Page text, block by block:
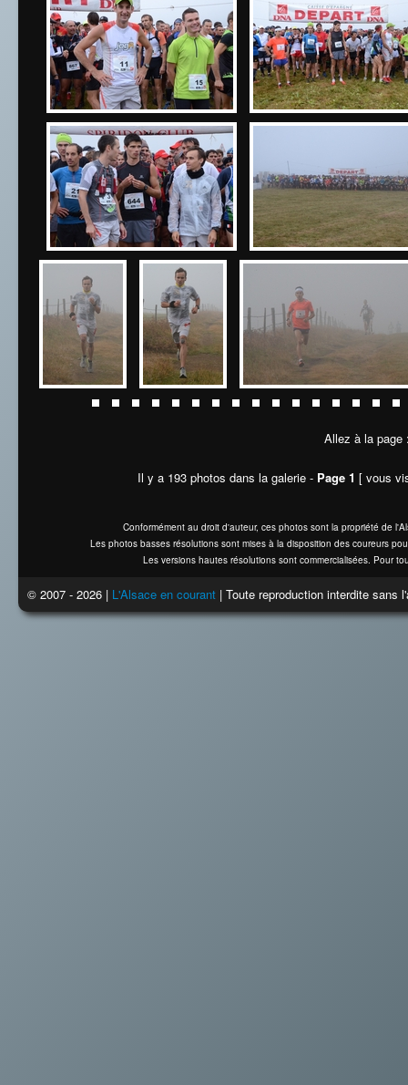
Allez à la
Il y a 193 photos dans la galerie - Page 1 [ vous
Conformément au droit d'auteur, ces photos sont la propriété de
Les photos basses résolutions sont mises à la disposition des coureurs
Les versions hautes résolutions sont commercialisées. Pour
© 2007 - 2026 | L'Alsace en courant | Toute reproduction interdite sans